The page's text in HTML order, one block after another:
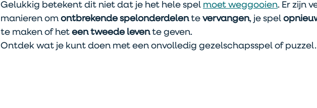
Gelukkig betekent dit niet dat je het hele spel moet weggooien. Er zijn
manieren om ontbrekende spelonderdelen te vervangen, je spel
te maken of het een tweede leven te geven.
Ontdek wat je kunt doen met een onvolledig gezelschapsspel of puzzel.